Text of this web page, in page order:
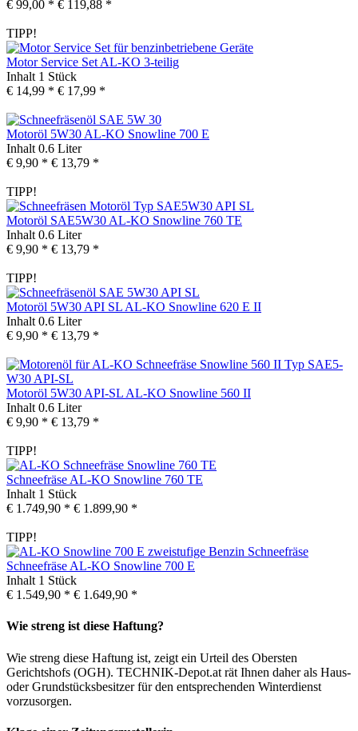
€ 99,00 * € 119,88 *
TIPP!
Motor Service Set AL-KO 3-teilig
Inhalt 1 Stück
€ 14,99 * € 17,99 *
Motoröl 5W30 AL-KO Snowline 700 E
Inhalt 0.6 Liter
€ 9,90 * € 13,79 *
TIPP!
Motoröl SAE5W30 AL-KO Snowline 760 TE
Inhalt 0.6 Liter
€ 9,90 * € 13,79 *
TIPP!
Motoröl 5W30 API SL AL-KO Snowline 620 E II
Inhalt 0.6 Liter
€ 9,90 * € 13,79 *
Motoröl 5W30 API-SL AL-KO Snowline 560 II
Inhalt 0.6 Liter
€ 9,90 * € 13,79 *
TIPP!
Schneefräse AL-KO Snowline 760 TE
Inhalt 1 Stück
€ 1.749,90 * € 1.899,90 *
TIPP!
Schneefräse AL-KO Snowline 700 E
Inhalt 1 Stück
€ 1.549,90 * € 1.649,90 *
Wie streng ist diese Haftung?
Wie streng diese Haftung ist, zeigt ein Urteil des Obersten
Gerichtshofs (OGH). TECHNIK-Depot.at rät Ihnen daher als Haus-
oder Grundstücksbesitzer für den entsprechenden Winterdienst
vorzusorgen.